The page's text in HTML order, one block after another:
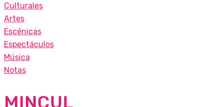
Culturales
Artes
Escénicas
Espectáculos
Música
Notas
MINCUL